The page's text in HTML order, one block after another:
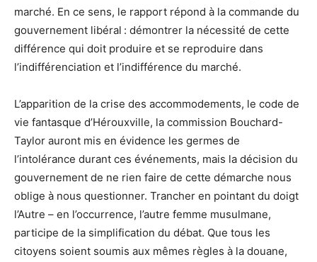
marché. En ce sens, le rapport répond à la commande du
gouvernement libéral : démontrer la nécessité de cette
différence qui doit produire et se reproduire dans
l’indifférenciation et l’indifférence du marché.
L’apparition de la crise des accommodements, le code de
vie fantasque d’Hérouxville, la commission Bouchard-
Taylor auront mis en évidence les germes de
l’intolérance durant ces événements, mais la décision du
gouvernement de ne rien faire de cette démarche nous
oblige à nous questionner. Trancher en pointant du doigt
l’Autre – en l’occurrence, l’autre femme musulmane,
participe de la simplification du débat. Que tous les
citoyens soient soumis aux mêmes règles à la douane,